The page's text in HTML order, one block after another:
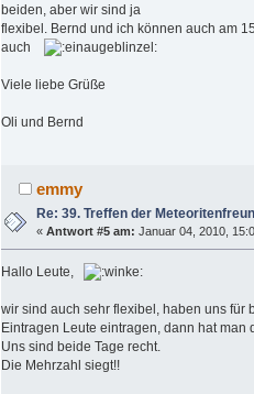
beiden, aber wir sind ja
flexibel. Bernd und ich können auch am
auch
Viele liebe Grüße
Oli und Bernd
emmy
Re: 39. Treffen der
«Antwort #5 am: Januar 04, 2010,
Hallo Leute,
wir sind auch sehr flexibel, haben uns für
Eintragen Leute eintragen, dann hat man
Uns sind beide Tage recht.
Die Mehrzahl siegt!!